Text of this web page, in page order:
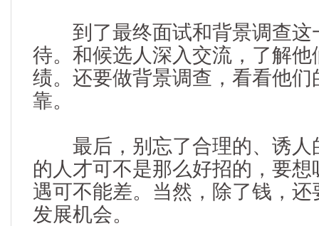
到了最终面试和背景调查这
待。和候选人深入交流，了解
绩。还要做背景调查，看看他
靠。
最后，别忘了合理的、诱人
的人才可不是那么好招的，要
遇可不能差。当然，除了钱，
发展机会。